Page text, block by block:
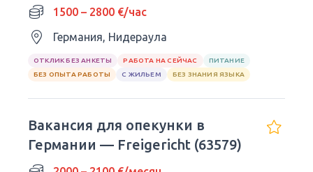
1500 – 2800 €/час
Германия, Нидераула
ОТКЛИК БЕЗ АНКЕТЫ РАБОТА НА СЕЙЧАС
ПИТАНИЕ
БЕЗ ОПЫТА РАБОТЫ
С ЖИЛЬЕМ БЕЗ ЗНАНИЯ ЯЗЫКА
Вакансия для опекунки в
Германии — Freigericht (63579)